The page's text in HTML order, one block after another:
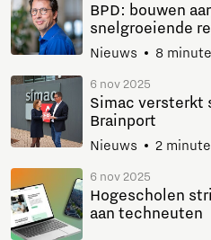
BPD: bouwen
snelgroeiende
Nieuws 8
6 nov 2025
Simac versterkt
Brainport
Nieuws 2
6 nov 2025
Hogescholen
aan techneuten